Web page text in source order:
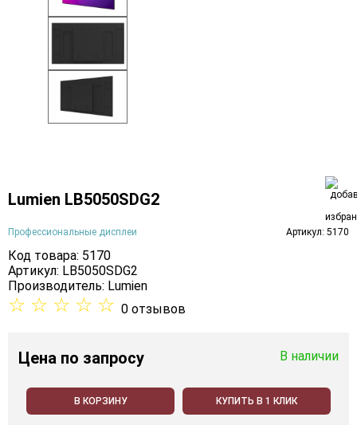
Lumien LB5050SDG2
Профессиональные дисплеи Артикул: 5170
Код товара: 5170
Артикул: LB5050SDG2
Производитель: Lumien
☆ ☆ ☆ ☆ ☆ 0 отзывов
Цена по запросу В наличии
В КОРЗИНУ КУПИТЬ В 1 КЛИК